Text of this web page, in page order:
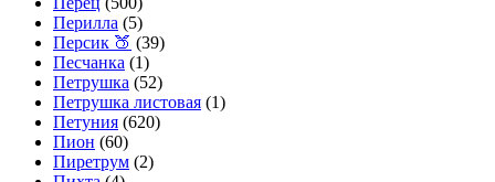
Перилла (5)
Персик 🍑 (39)
Песчанка (1)
Петрушка (52)
Петрушка листовая (1)
Петуния (620)
Пион (60)
Пиретрум (2)